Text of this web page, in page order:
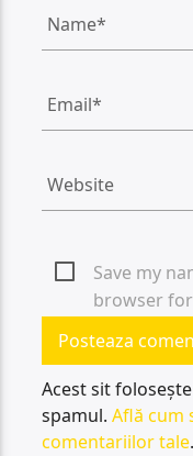
Save my
browser
Acest sit
spamul.Află cum
comentariilor tale.